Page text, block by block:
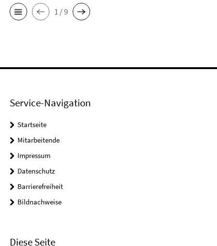
1 / 9
Service-Navigation
Startseite
Mitarbeitende
Impressum
Datenschutz
Barrierefreiheit
Bildnachweise
Diese Seite